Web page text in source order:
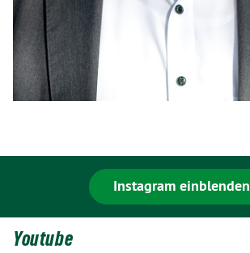
Instagram einblenden
Youtube